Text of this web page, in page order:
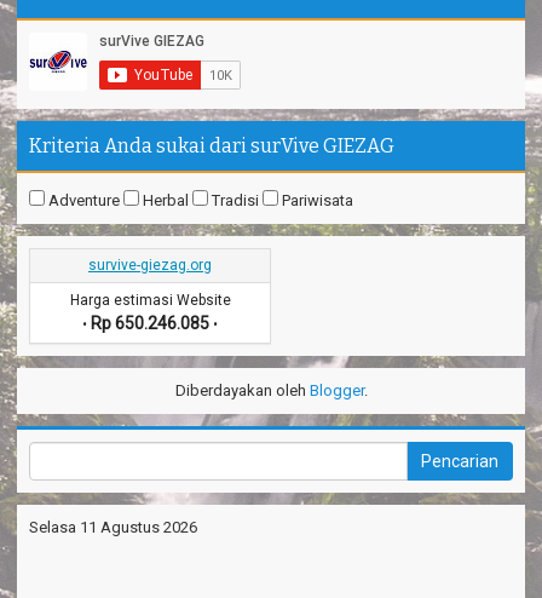
Kriteria Anda sukai dari surVive GIEZAG
Adventure Herbal Tradisi Pariwisata
survive-giezag.org
Harga estimasi Website
• Rp 650.246.085 •
Diberdayakan oleh Blogger.
Selasa 11 Agustus 2026